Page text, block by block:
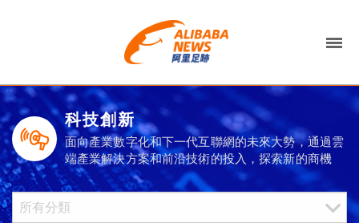
科技創新
面向產業數字化和下一代互聯網的未來大勢，通過雲
端產業解決方案和前沿技術的投入，探索新的商機